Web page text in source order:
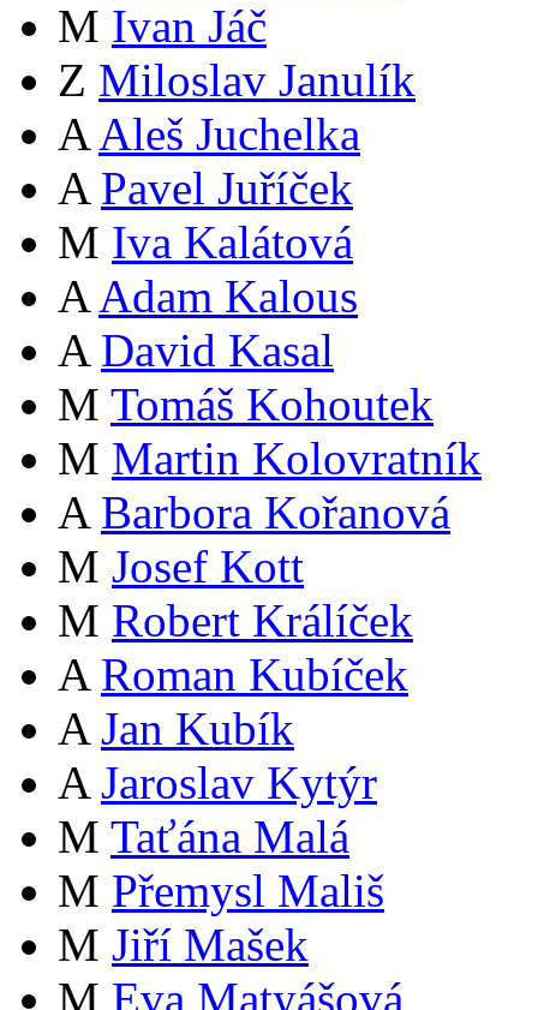
M Ivan Jáč
Z Miloslav Janulík
A Aleš Juchelka
A Pavel Juříček
M Iva Kalátová
A Adam Kalous
A David Kasal
M Tomáš Kohoutek
M Martin Kolovratník
A Barbora Kořanová
M Josef Kott
M Robert Králíček
A Roman Kubíček
A Jan Kubík
A Jaroslav Kytýr
M Taťána Malá
M Přemysl Mališ
M Jiří Mašek
M Eva Matyášová